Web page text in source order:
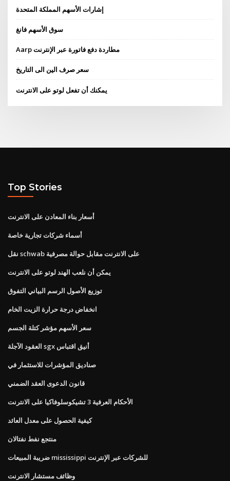
إشارات الأسهم المملكة المتحدة
سوق الأسهم فانغ
Aarp مطاردة دفع فاتورة عبر الإنترنت
سعر صرف الين الى التاريخ
يمكنك أن تفعل لوتو على الانترنت
Top Stories
أسعار بناء المعادن على الانترنت
أسماء شركات تجارية خاصة
نقل schwab على الانترنت مقابل حوالة مصرفية
يمكن أن نلعب الهند لوتو على الانترنت
توزيع الأصول الرسم البياني التفوق
انخفاض درجة حرارة الزيت الخام
سعر الأسهم مؤشر كتلة الجسم
العقود الآجلة sgx أنيق اقتباس
صناديق المؤشرات للاستثمار في
قانون الدعوى العقد الضمني
الأحكام العرفية 3 تشيكوسلوفاكيا على الانترنت
كيفية الحصول على معدل العائد
منتجع نفط نفتالان
ضريبة المبيعات mississippi للشركات عبر الإنترنت
وظائف مستشار الانترنت